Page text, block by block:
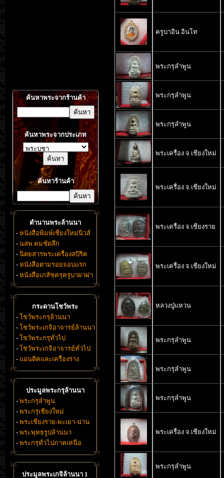
ค้นหาพระจากร้านค้า
ค้นหาพระจากประเภท
ค้นหาร้านค้า
ตำนานพระล้านนา
- หนังสือพิมพ์เชียงใหม่นิวส์
- นสพ.คมชัดลึก
- นิตยสารพระเครื่องสปิริต
- หนังสือตามรอยจอบแรก
- หนังสือเภสัชครุครูบาผาผ่า
กระดานโชว์พระ
- โชว์พระกรุล้านนา
- โชว์พระเกจิอาจารย์ล้านนา
- โชว์พระกรุทั่วไป
- โชว์พระเกจิอาจารย์ทั่วไป
- แอนติคและเครื่องราง
ประมูลพระกรุล้านนา
- พระกรุลำพูน
- พระกรุเชียงใหม่
- พระเชียงราย-พะเยา-น่าน
- พระพุทธรูปล้านนา
- พระกรุทั่วไปภาคเหนือ
ประมูลพระเกจิล้านนา 1
ครูบาอิน อินโท
พระกรุลำพูน
พระกรุลำพูน
พระกรุลำพูน
พระเครื่อง จ.เชียงใหม่
พระเครื่อง จ.เชียงใหม่
พระเครื่อง จ.เชียงราย
พระเครื่อง จ.เชียงใหม่
หลวงปู่แหวน
พระกรุลำพูน
พระกรุลำพูน
พระกรุลำพูน
พระเครื่อง จ.เชียงใหม่
พระกรุลำพูน